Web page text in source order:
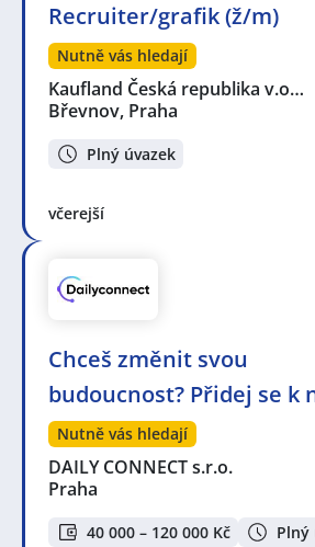
Recruiter/grafik (ž/m)
Nutně vás hledají
Kaufland Česká republika v.o…
Břevnov, Praha
Plný úvazek
včerejší
Chceš změnit svou
budoucnost? Přidej se k
Nutně vás hledají
DAILY CONNECT s.r.o.
Praha
40 000 – 120 000 Kč Plný